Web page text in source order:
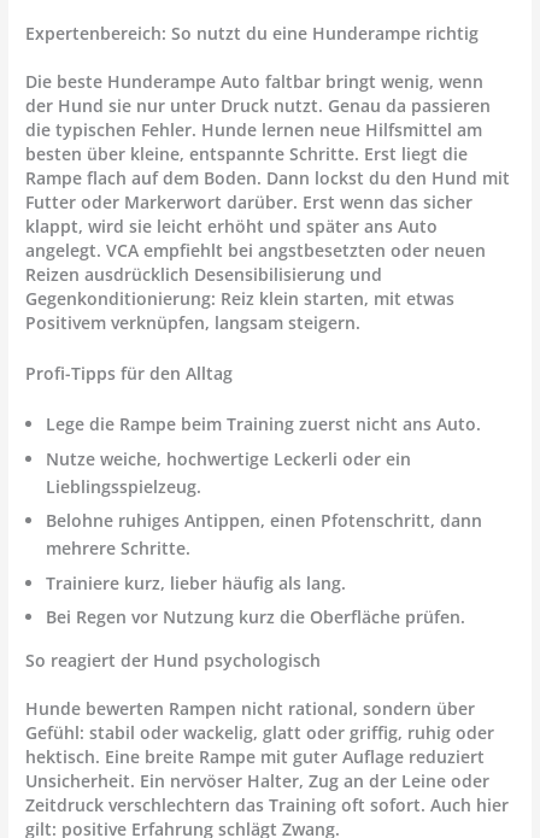
Expertenbereich: So nutzt du eine Hunderampe richtig
Die beste Hunderampe Auto faltbar bringt wenig, wenn
der Hund sie nur unter Druck nutzt. Genau da passieren
die typischen Fehler. Hunde lernen neue Hilfsmittel am
besten über kleine, entspannte Schritte. Erst liegt die
Rampe flach auf dem Boden. Dann lockst du den Hund mit
Futter oder Markerwort darüber. Erst wenn das sicher
klappt, wird sie leicht erhöht und später ans Auto
angelegt. VCA empfiehlt bei angstbesetzten oder neuen
Reizen ausdrücklich Desensibilisierung und
Gegenkonditionierung: Reiz klein starten, mit etwas
Positivem verknüpfen, langsam steigern.
Profi-Tipps für den Alltag
Lege die Rampe beim Training zuerst nicht ans Auto.
Nutze weiche, hochwertige Leckerli oder ein
Lieblingsspielzeug.
Belohne ruhiges Antippen, einen Pfotenschritt, dann
mehrere Schritte.
Trainiere kurz, lieber häufig als lang.
Bei Regen vor Nutzung kurz die Oberfläche prüfen.
So reagiert der Hund psychologisch
Hunde bewerten Rampen nicht rational, sondern über
Gefühl: stabil oder wackelig, glatt oder griffig, ruhig oder
hektisch. Eine breite Rampe mit guter Auflage reduziert
Unsicherheit. Ein nervöser Halter, Zug an der Leine oder
Zeitdruck verschlechtern das Training oft sofort. Auch hier
gilt: positive Erfahrung schlägt Zwang.